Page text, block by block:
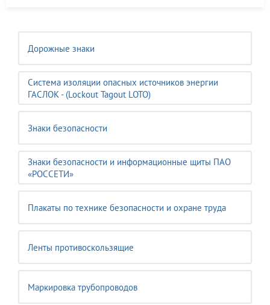
Дорожные знаки
Система изоляции опасных источников энергии
ГАСЛОК - (Lockout Tagout LOTO)
Знаки безопасности
Знаки безопасности и информационные щиты ПАО
«РОССЕТИ»
Плакаты по технике безопасности и охране труда
Ленты противоскользящие
Маркировка трубопроводов